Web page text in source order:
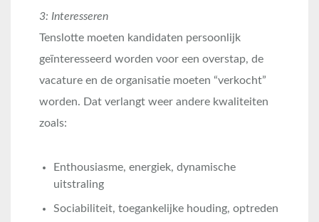
3: Interesseren
Tenslotte moeten kandidaten persoonlijk
geïnteresseerd worden voor een overstap, de
vacature en de organisatie moeten “verkocht”
worden. Dat verlangt weer andere kwaliteiten
zoals:
Enthousiasme, energiek, dynamische
uitstraling
Sociabiliteit, toegankelijke houding, optreden